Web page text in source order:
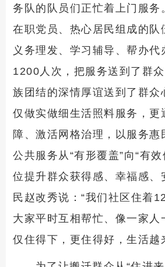
务队的队员们正忙着上门服务
在职党员、热心居民组成的队
义务理发、学习辅导、帮办代
1200人次，把服务送到了群
族团结的深情厚谊送到了群众
仅做实做细生活照料服务，更
障、激活网格治理，以服务惠
公共服务从“有形覆盖”向“有
位提升群众获得感、幸福感、
民赵改秀说：“我们社区住着
大家平时互相帮忙、像一家人
仅住得下，更住得好，生活越